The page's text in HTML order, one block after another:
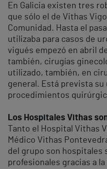
En Galicia existen tres
que sólo el de Vithas
Comunidad. Hasta el
utilizaba para casos de
vigués empezó en abril
también, cirugías
utilizado, también, en
general. Está prevista
procedimientos
Los Hospitales Vithas
Tanto el Hospital Vithas
Médico Vithas
del grupo son hospitales
profesionales gracias a